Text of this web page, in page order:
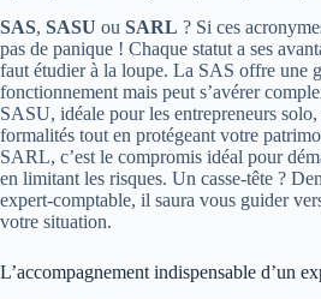
SAS, SASU ou SARL ? Si ces
pas de panique ! Chaque statut a ses
faut étudier à la loupe. La SAS offre une
fonctionnement mais peut s’avérer
SASU, idéale pour les entrepreneurs
formalités tout en protégeant votre
SARL, c’est le compromis idéal pour
en limitant les risques. Un casse-tête ?
expert-comptable, il saura vous guider
votre situation.
L’accompagnement indispensable d’un